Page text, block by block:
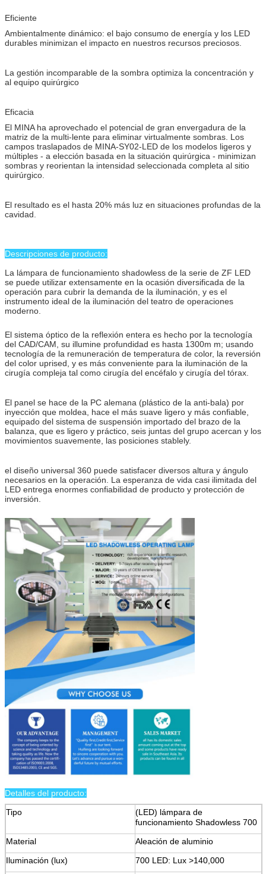
Eficiente
Ambientalmente dinámico: el bajo consumo de energía y los LED
durables minimizan el impacto en nuestros recursos preciosos.
La gestión incomparable de la sombra optimiza la concentración y
al equipo quirúrgico
Eficacia
El MINA ha aprovechado el potencial de gran envergadura de la
matriz de la multi-lente para eliminar virtualmente sombras. Los
campos traslapados de MINA-SY02-LED de los modelos ligeros y
múltiples - a elección basada en la situación quirúrgica - minimizan
sombras y reorientan la intensidad seleccionada completa al sitio
quirúrgico.
El resultado es el hasta 20% más luz en situaciones profundas de la
cavidad.
Descripciones de producto:
La lámpara de funcionamiento shadowless de la serie de ZF LED
se puede utilizar extensamente en la ocasión diversificada de la
operación para cubrir la demanda de la iluminación, y es el
instrumento ideal de la iluminación del teatro de operaciones
moderno.
El sistema óptico de la reflexión entera es hecho por la tecnología
del CAD/CAM, su illumine profundidad es hasta 1300m m; usando
tecnología de la remuneración de temperatura de color, la reversión
del color uprised, y es más conveniente para la iluminación de la
cirugía compleja tal como cirugía del encéfalo y cirugía del tórax.
El panel se hace de la PC alemana (plástico de la anti-bala) por
inyección que moldea, hace el más suave ligero y más confiable,
equipado del sistema de suspensión importado del brazo de la
balanza, que es ligero y práctico, seis juntas del grupo acercan y los
movimientos suavemente, las posiciones stablely.
el diseño universal 360 puede satisfacer diversos altura y ángulo
necesarios en la operación. La esperanza de vida casi ilimitada del
LED entrega enormes confiabilidad de producto y protección de
inversión.
Detalles del producto:
Tipo
(LED) lámpara de
funcionamiento Shadowless 700
Material
Aleación de aluminio
Iluminación (lux)
700 LED: Lux >140,000